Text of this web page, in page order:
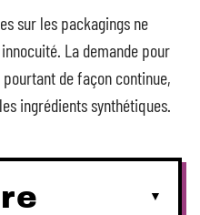
sur les packagings ne
La demande pour
de façon continue,
ingrédients synthétiques.